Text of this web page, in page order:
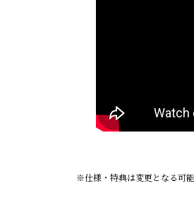
※仕様・特典は変更となる可能